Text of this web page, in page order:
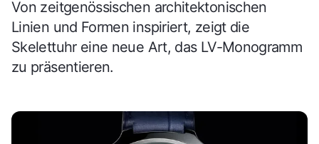
Von zeitgenössischen architektonischen
Linien und Formen inspiriert, zeigt die
Skelettuhr eine neue Art, das LV-Monogramm
zu präsentieren.